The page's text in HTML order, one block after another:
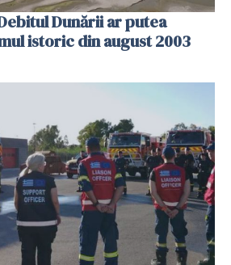
Dunării ar putea
istoric din august 2003